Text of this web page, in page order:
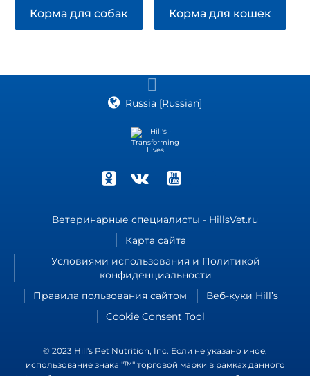
Корма для собак Корма для кошек
Russia [Russian]
Ветеринарные специалисты - HillsVet.ru
Карта сайта
Условиями использования и Политикой
конфиденциальности
Правила пользования сайтом
Веб-куки Hill’s
Cookie Consent Tool
© 2023 Hill's Pet Nutrition, Inc. Если не указано иное,
использование знака "™" торговой марки в рамках данного